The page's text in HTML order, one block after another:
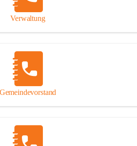
Verwaltung
Gemeindevorstand